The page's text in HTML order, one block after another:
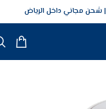
شحن مجاني داخل الرياض